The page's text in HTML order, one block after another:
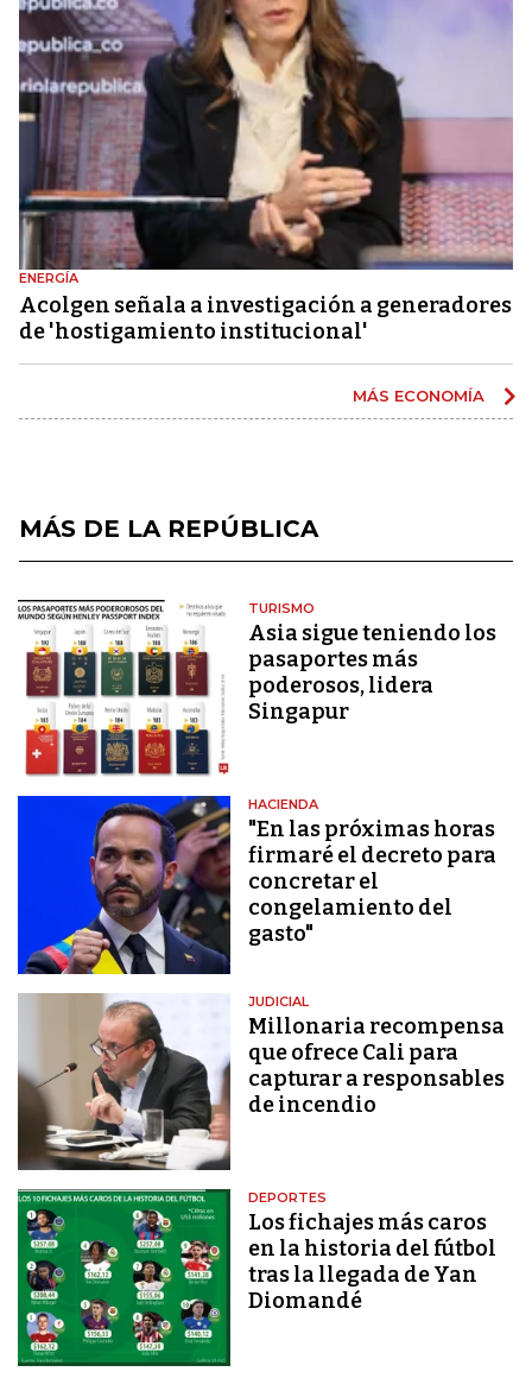
ENERGÍA
Acolgen señala a investigación a generadores
de 'hostigamiento institucional'
MÁS ECONOMÍA
MÁS DE LA REPÚBLICA
TURISMO
Asia sigue teniendo los
pasaportes más
poderosos, lidera
Singapur
HACIENDA
"En las próximas horas
firmaré el decreto para
concretar el
congelamiento del
gasto"
JUDICIAL
Millonaria recompensa
que ofrece Cali para
capturar a responsables
de incendio
DEPORTES
Los fichajes más caros
en la historia del fútbol
tras la llegada de Yan
Diomandé